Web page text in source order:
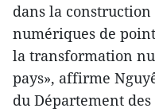
dans la
numériques de
la transformation
pays», affirme
du Département